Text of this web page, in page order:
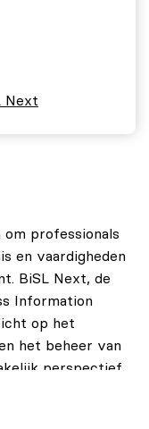
Next
professionals
en vaardigheden
BiSL Next, de
Information
op het
het beheer van
perspectief.